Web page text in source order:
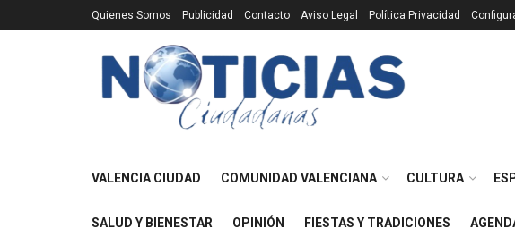
Quienes Somos Publicidad Contacto Aviso Legal Política Privacidad
VALENCIA CIUDAD COMUNIDAD VALENCIANA CULTURA
SALUD Y BIENESTAR OPINIÓN FIESTAS Y TRADICIONES